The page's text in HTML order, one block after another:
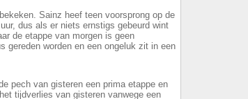
Sainz heef teen voorsprong op de
dus als er niets ernstigs gebeurd wint
de etappe van morgen is geen
gereden worden en een ongeluk zit in een
pech van gisteren een prima etappe en
tijdverlies van gisteren vanwege een